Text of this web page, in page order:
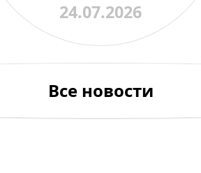
24.07.2026
Все новости